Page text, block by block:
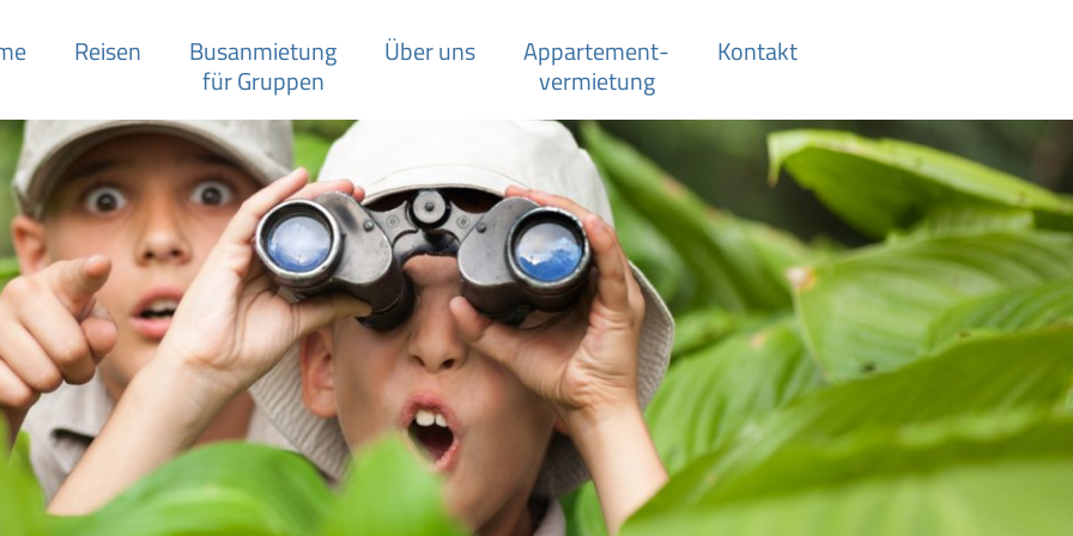
Reisen
Busanmietung
für Gruppen
Über uns
Appartement­-
vermietung
Kontakt